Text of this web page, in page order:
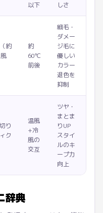
以下
しさ
約
約
60℃
前後
細毛・
ダメー
ジ毛に
優しい
カラー
退色を
抑制
り
ク
温風
+冷
風の
交互
ツヤ・
まとま
りUP
スタイ
ルのキ
ープ力
向上
辞典